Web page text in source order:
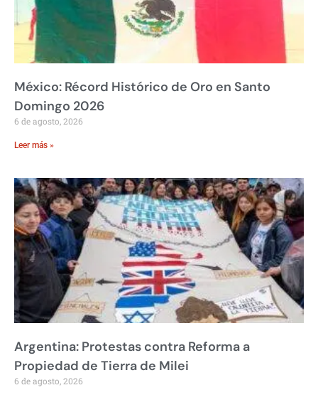
México: Récord Histórico de Oro en Santo
Domingo 2026
6 de agosto, 2026
Leer más »
Argentina: Protestas contra Reforma a
Propiedad de Tierra de Milei
6 de agosto, 2026